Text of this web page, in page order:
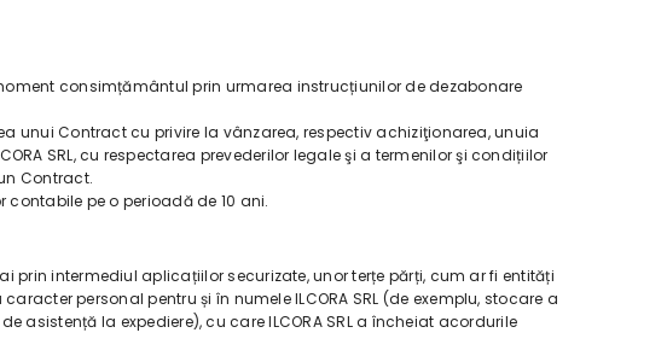
consimțământul prin urmarea instrucțiunilor de dezabonare
unui Contract cu privire la vânzarea, respectiv achiziţionarea, unuia
SRL, cu respectarea prevederilor legale şi a termenilor şi condițiilor
Contract.
pe o perioadă de 10 ani.
prin intermediul aplicațiilor securizate, unor terțe părți, cum ar fi entități
personal pentru și în numele ILCORA SRL (de exemplu, stocare a
asistență la expediere), cu care ILCORA SRL a încheiat acordurile